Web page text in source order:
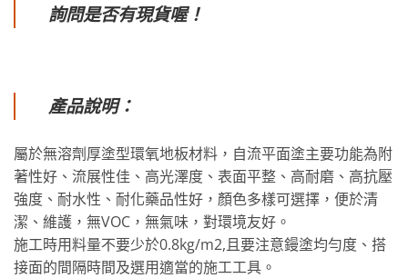
詢問是否有現貨喔！
產品說明：
屬於無溶劑厚塗型環氧地板材料，自流平面塗主要功能為附
著性好、流展性佳、高光澤度、表面平整、高耐磨、高抗壓
強度、耐水性、耐化藥品性好，顏色多樣可選擇，便於清
潔、維護，無VOC，無氣味，對環境友好。
施工時用料量不要少於0.8kg/m2,且要注意鏝塗均勻度、搭
接面的間隔時間及選用適當的施工工具。